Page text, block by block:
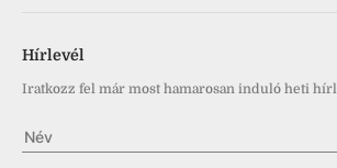
Hírlevél
Iratkozz fel már most hamarosan induló heti